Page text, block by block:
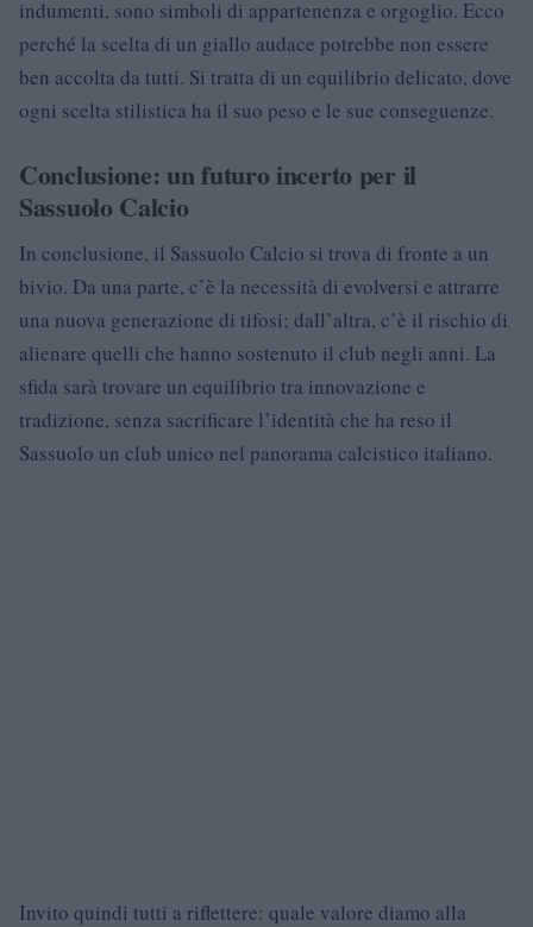
indumenti, sono simboli di appartenenza e orgoglio. Ecco
perché la scelta di un giallo audace potrebbe non essere
ben accolta da tutti. Si tratta di un equilibrio delicato, dove
ogni scelta stilistica ha il suo peso e le sue conseguenze.
Conclusione: un futuro incerto per il
Sassuolo Calcio
In conclusione, il Sassuolo Calcio si trova di fronte a un
bivio. Da una parte, c’è la necessità di evolversi e attrarre
una nuova generazione di tifosi; dall’altra, c’è il rischio di
alienare quelli che hanno sostenuto il club negli anni. La
sfida sarà trovare un equilibrio tra innovazione e
tradizione, senza sacrificare l’identità che ha reso il
Sassuolo un club unico nel panorama calcistico italiano.
Invito quindi tutti a riflettere: quale valore diamo alla